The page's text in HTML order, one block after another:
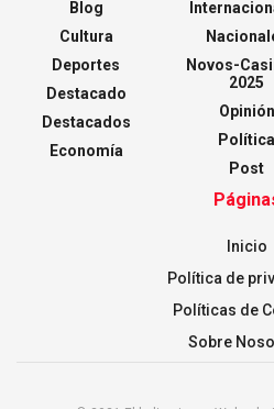
Blog
Cultura
Deportes
Destacado
Destacados
Economía
Novos-
2025
Opinión
Política
Post
Inicio
Política de
Políticas de
Sobre